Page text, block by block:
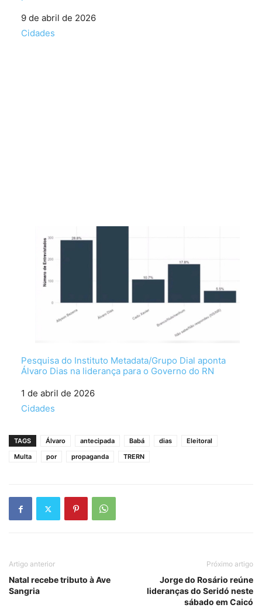
Data
9 de abril de 2026
Em relação a
Cidades
Pesquisa do Instituto Metadata/Grupo Dial aponta
Álvaro Dias na liderança para o Governo do RN
Data
1 de abril de 2026
Em relação a
Cidades
TAGS Álvaro antecipada Babá dias
Eleitoral
Multa
por propaganda TRERN
Artigo anterior
Natal recebe tributo à Ave
Sangria
Próximo artigo
Jorge do Rosário reúne
lideranças do Seridó neste
sábado em Caicó